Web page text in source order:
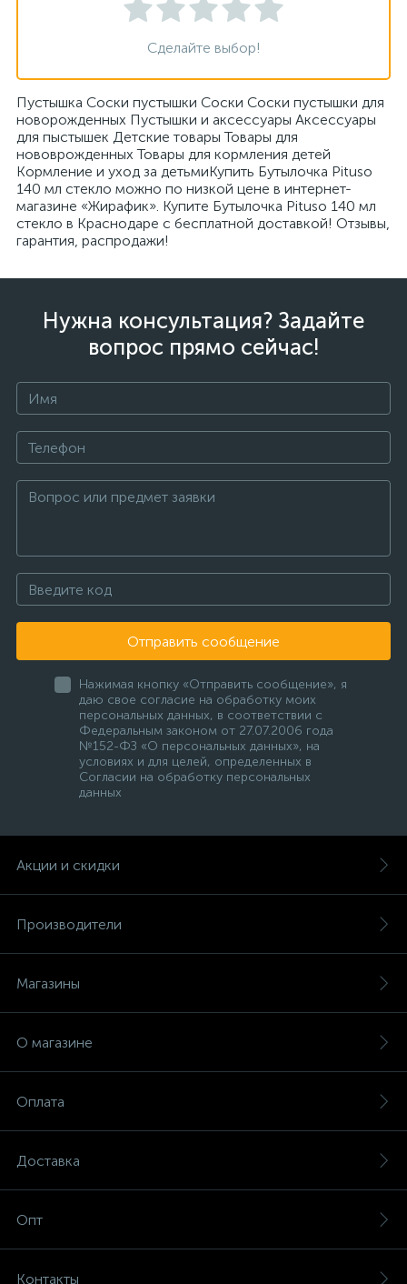
Сделайте выбор!
Пустышка Соски пустышки Соски Соски пустышки для
новорожденных Пустышки и аксессуары Аксессуары
для пыстышек Детские товары Товары для
нововрожденных Товары для кормления детей
Кормление и уход за детьмиКупить Бутылочка Pituso
140 мл стекло можно по низкой цене в интернет-
магазине «Жирафик». Купите Бутылочка Pituso 140 мл
стекло в Краснодаре с бесплатной доставкой! Отзывы,
гарантия, распродажи!
Нужна консультация? Задайте
вопрос прямо сейчас!
Отправить сообщение
Нажимая кнопку «Отправить сообщение», я
даю свое согласие на обработку моих
персональных данных, в соответствии с
Федеральным законом от 27.07.2006 года
№152-ФЗ «О персональных данных», на
условиях и для целей, определенных в
Согласии на обработку персональных
данных
Акции и скидки
Производители
Магазины
О магазине
Оплата
Доставка
Опт
Контакты